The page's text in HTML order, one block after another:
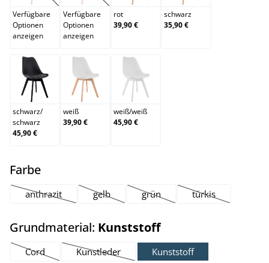
Verfügbare
Optionen
anzeigen
Verfügbare
Optionen
anzeigen
rot
39,90 €
schwarz
35,90 €
schwarz/schwarz
schwarz/
schwarz
45,90 €
weiß
weiß
39,90 €
weiß/weiß
weiß/weiß
45,90 €
Farbeauswählen
anthrazit
(Diese Option ist zurzeit nicht verfügbar.)
gelb
(Diese Option ist zurzeit nicht verfügbar.)
grün
(Diese Option ist zurzeit nicht
türkis
(Diese Option ist
Grundmaterial: Kunststoffauswählen
Cord
(Diese Option ist zurzeit nicht verfügbar.)
Kunstleder
(Diese Option ist zurzeit nicht verfügbar.)
Kunststoff